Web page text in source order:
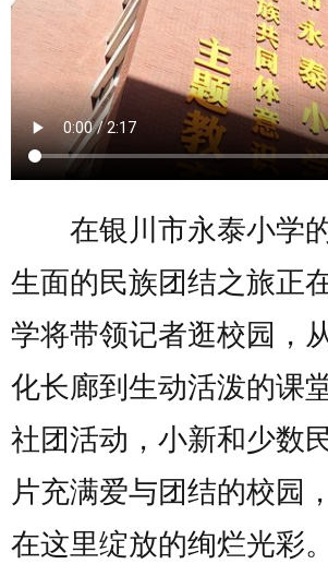
在银川市永泰小学的
生面的民族团结之旅正
学将带领记者逛校园，
化长廊到生动活泼的课
社团活动，小新和少数
片充满爱与团结的校园
在这里绽放的绚烂光彩。